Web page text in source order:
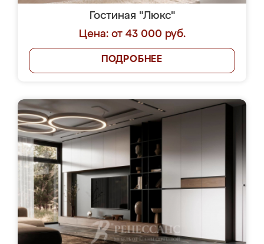
Гостиная "Люкс"
Цена: от 43 000 руб.
ПОДРОБНЕЕ